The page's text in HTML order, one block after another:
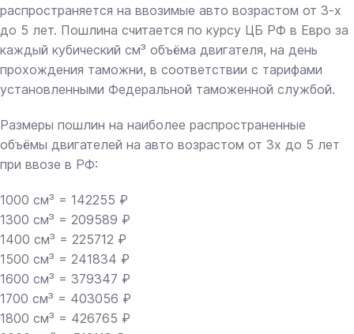
распространяется на ввозимые авто возрастом от 3-х
до 5 лет. Пошлина считается по курсу ЦБ РФ в Евро за
каждый кубический см³ объёма двигателя, на день
прохождения таможни, в соответствии с тарифами
установленными Федеральной таможенной службой.
Размеры пошлин на наиболее распространенные
объёмы двигателей на авто возрастом от 3х до 5 лет
при ввозе в РФ:
1000 см³ = 142255 ₽
1300 см³ = 209589 ₽
1400 см³ = 225712 ₽
1500 см³ = 241834 ₽
1600 см³ = 379347 ₽
1700 см³ = 403056 ₽
1800 см³ = 426765 ₽